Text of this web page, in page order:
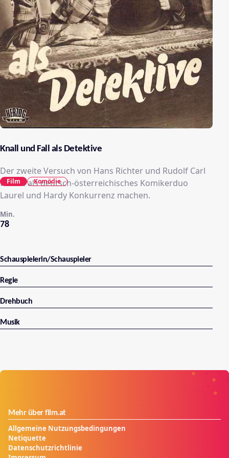
Knall und Fall als Detektive
Der zweite Versuch von Hans Richter und Rudolf Carl
wollen als deutsch-österreichisches Komikerduo
Laurel und Hardy Konkurrenz machen.
78
Min.
Film Komödie
Schauspielerin/Schauspieler
Regie
Drehbuch
Musik
Mehr über film.at
Allgemeine Nutzungsbedingungen
Netiquette
Datenschutzrichtlinie